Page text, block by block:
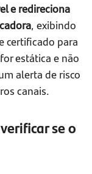
e redireciona
, exibindo
certificado para
estática e não
alerta de risco
canais.
se o